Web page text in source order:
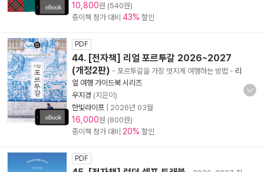
10,800원 (540원)
종이책 정가 대비 43% 할인
PDF
44. [전자책] 리얼 포르투갈 2026~2027
(개정2판) - 포르투갈을 가장 멋지게 여행하는 방법 - 리
얼 여행 가이드북 시리즈
우지경 (지은이)
한빛라이프
2026년 03월
16,000원 (800원)
종이책 정가 대비 20% 할인
PDF